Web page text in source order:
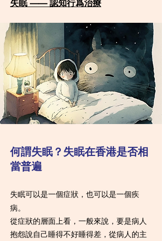
​失眠 —— 認知行爲治療
何謂失眠？失眠在香港是否相
當普遍
失眠可以是一個症狀，也可以是一個疾
病。
從症狀的層面上看，一般來說，要是病人
抱怨說自己睡得不好睡得差，從病人的主